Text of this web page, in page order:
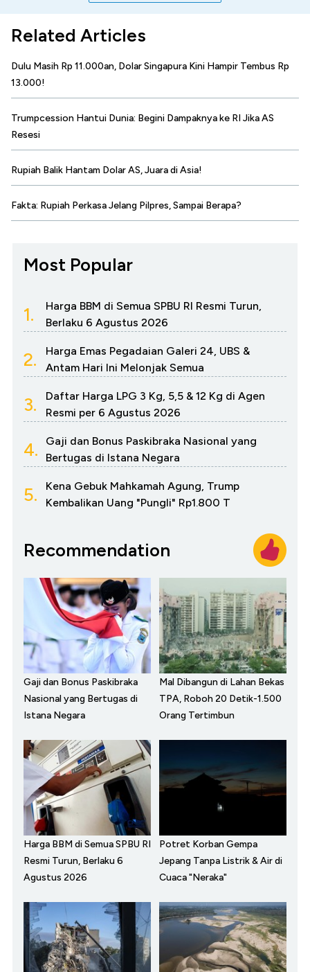
Related Articles
Dulu Masih Rp 11.000an, Dolar Singapura Kini Hampir Tembus Rp
13.000!
Trumpcession Hantui Dunia: Begini Dampaknya ke RI Jika AS
Resesi
Rupiah Balik Hantam Dolar AS, Juara di Asia!
Fakta: Rupiah Perkasa Jelang Pilpres, Sampai Berapa?
Most Popular
1.
Harga BBM di Semua SPBU RI Resmi Turun,
Berlaku 6 Agustus 2026
2.
Harga Emas Pegadaian Galeri 24, UBS &
Antam Hari Ini Melonjak Semua
3.
Daftar Harga LPG 3 Kg, 5,5 & 12 Kg di Agen
Resmi per 6 Agustus 2026
4.
Gaji dan Bonus Paskibraka Nasional yang
Bertugas di Istana Negara
5.
Kena Gebuk Mahkamah Agung, Trump
Kembalikan Uang "Pungli" Rp1.800 T
Recommendation
Gaji dan Bonus Paskibraka
Nasional yang Bertugas di
Istana Negara
Mal Dibangun di Lahan Bekas
TPA, Roboh 20 Detik-1.500
Orang Tertimbun
Harga BBM di Semua SPBU RI
Resmi Turun, Berlaku 6
Agustus 2026
Potret Korban Gempa
Jepang Tanpa Listrik & Air di
Cuaca "Neraka"